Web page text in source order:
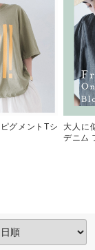
グメントTシ
大人に
デニム